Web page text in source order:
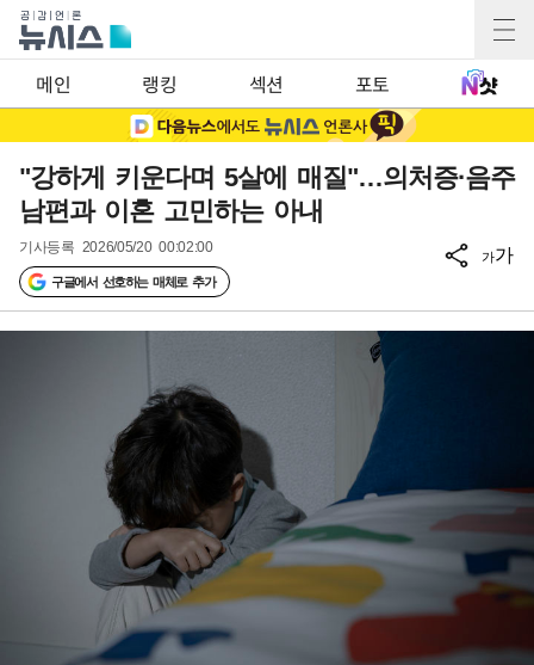
메인 랭킹 섹션 포토
"강하게 키운다며 5살에 매질"…의처증·음주
남편과 이혼 고민하는 아내
기사등록 2026/05/20 00:02:00
구글에서 선호하는 매체로 추가
가가